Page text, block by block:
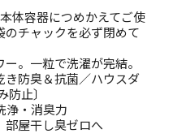
体容器につめかえてご使
のチャックを必ず閉めて
。一粒で洗濯が完結。
き防臭＆抗菌／ハウスダ
防止〕
浄・消臭力
部屋干し臭ゼロへ